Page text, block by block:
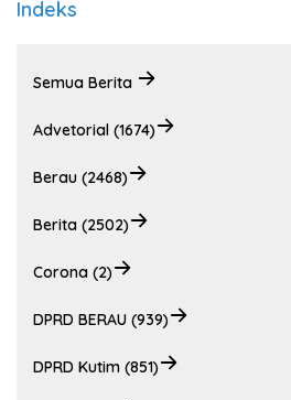
Indeks
Semua Berita
Advetorial (1674)
Berau (2468)
Berita (2502)
Corona (2)
DPRD BERAU (939)
DPRD Kutim (851)